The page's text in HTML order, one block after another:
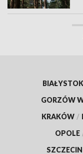
BIAŁYSTOK
GORZÓW
KRAKÓW /
OPOLE
SZCZECIN